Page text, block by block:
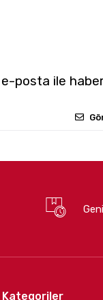
posta ile
Kategoriler